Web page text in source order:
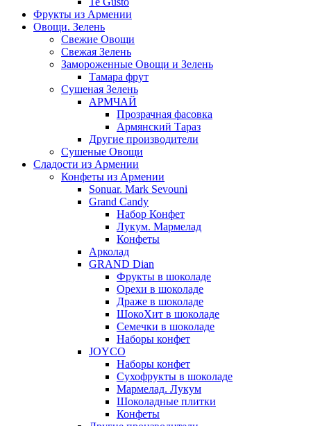
Фрукты из Армении
Овощи. Зелень
Свежие Овощи
Свежая Зелень
Замороженные Овощи и Зелень
Тамара фрут
Сушеная Зелень
АРМЧАЙ
Прозрачная фасовка
Армянский Тараз
Другие производители
Сушеные Овощи
Сладости из Армении
Конфеты из Армении
Sonuar. Mark Sevouni
Grand Candy
Набор Конфет
Лукум. Мармелад
Конфеты
Арколад
GRAND Dian
Фрукты в шоколаде
Орехи в шоколаде
Драже в шоколаде
ШокоХит в шоколаде
Семечки в шоколаде
Наборы конфет
JOYCO
Наборы конфет
Сухофрукты в шоколаде
Мармелад. Лукум
Шоколадные плитки
Конфеты